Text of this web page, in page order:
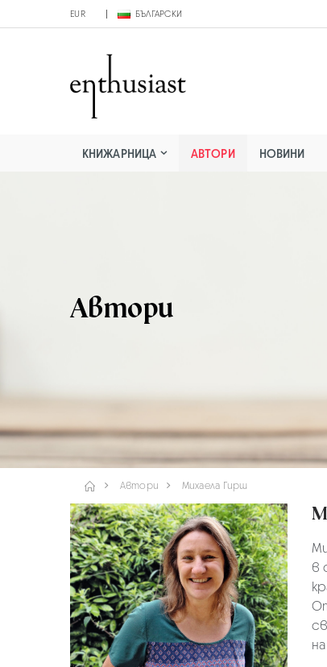
EUR БЪЛГАРСКИ
КНИЖАРНИЦА АВТОРИ НОВИНИ
Автори
Автори Михаела Гирш
в